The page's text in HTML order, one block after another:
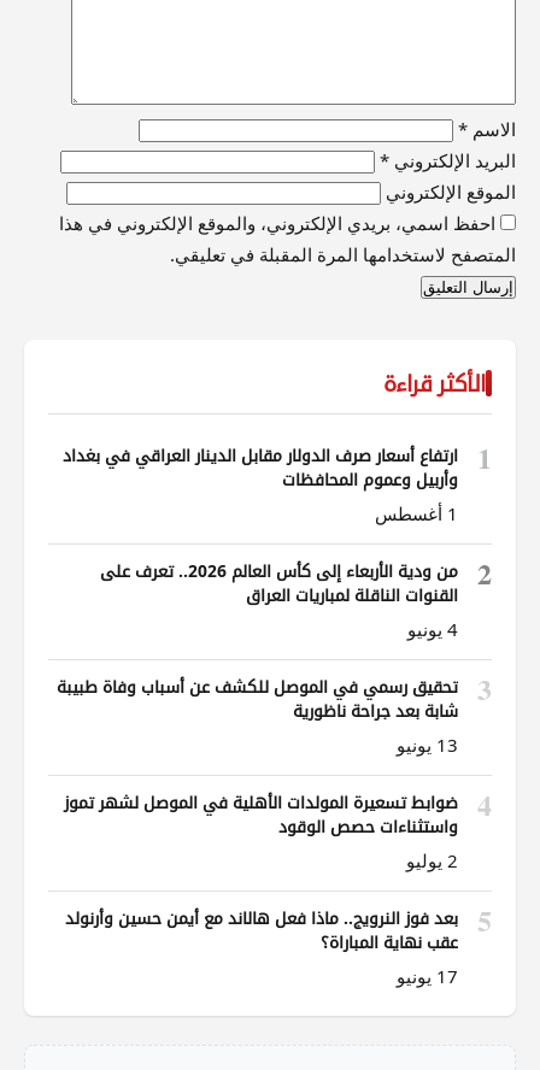
الاسم *
البريد الإلكتروني *
الموقع الإلكتروني
احفظ اسمي، بريدي الإلكتروني، والموقع الإلكتروني في هذا
المتصفح لاستخدامها المرة المقبلة في تعليقي.
الأكثر قراءة
1
ارتفاع أسعار صرف الدولار مقابل الدينار العراقي في بغداد
وأربيل وعموم المحافظات
1 أغسطس
2
من ودية الأربعاء إلى كأس العالم 2026.. تعرف على
القنوات الناقلة لمباريات العراق
4 يونيو
3
تحقيق رسمي في الموصل للكشف عن أسباب وفاة طبيبة
شابة بعد جراحة ناظورية
13 يونيو
4
ضوابط تسعيرة المولدات الأهلية في الموصل لشهر تموز
واستثناءات حصص الوقود
2 يوليو
5
بعد فوز النرويج.. ماذا فعل هالاند مع أيمن حسين وأرنولد
عقب نهاية المباراة؟
17 يونيو